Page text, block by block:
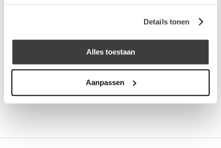
Details tonen
Alles toestaan
Aanpassen
Klanten beoordelen ons met een5/5! ⭐⭐⭐⭐⭐
Bel: +31 78-303 1670